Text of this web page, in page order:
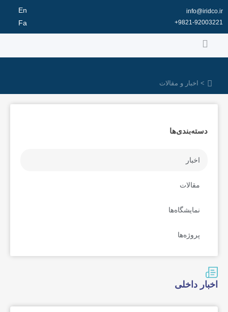
info@iridco.ir
9821-92003221+
En
Fa
> اخبار و مقالات
دسته‌بندی‌ها
اخبار
مقالات
نمایشگاه‌ها
پروژه‌ها
اخبار داخلی